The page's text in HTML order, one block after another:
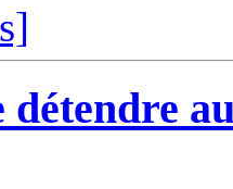
détendre